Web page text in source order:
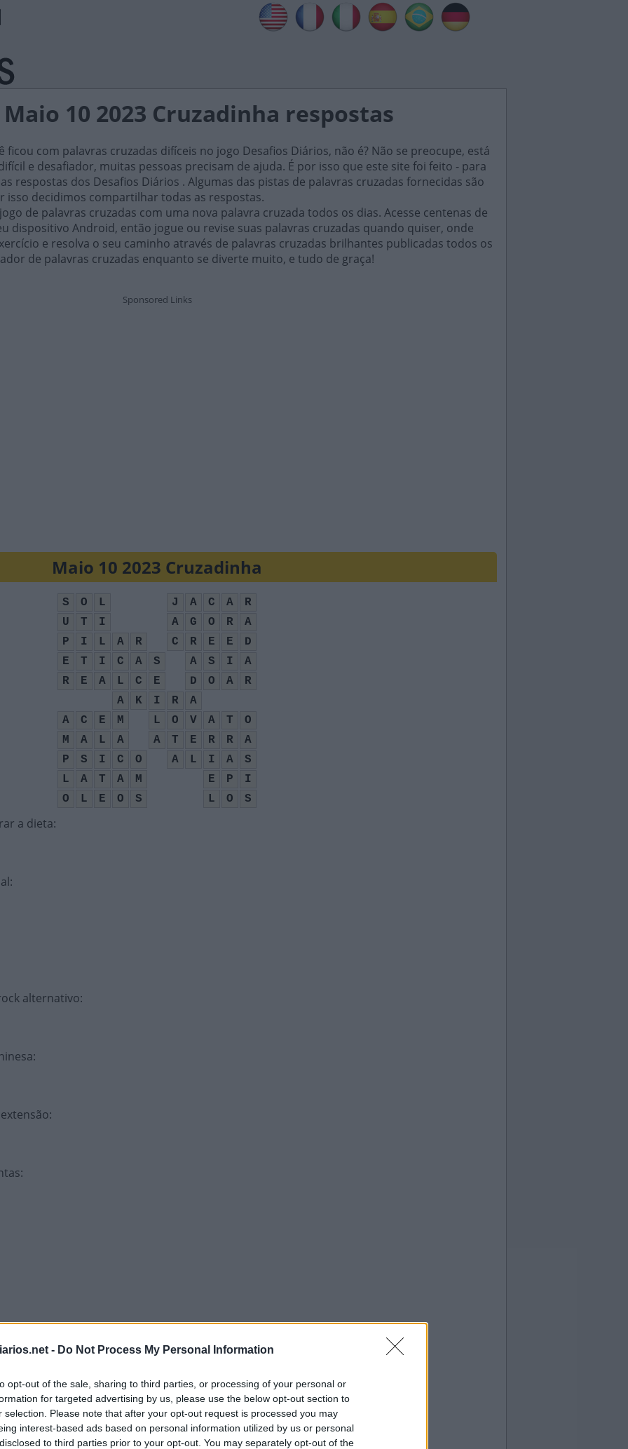
- Do Not Process My Personal Information
opt-out of the sale, sharing to third parties, or processing of your personal or
for targeted advertising by us, please use the below opt-out section to
selection. Please note that after your opt-out request is processed you may
interest-based ads based on personal information utilized by us or personal
to third parties prior to your opt-out. You may separately opt-out of the
10 2023 Cruzadinha respostas
ficou com palavras cruzadas difíceis no jogo Desafios Diários, não é? Não se preocupe, está
e desafiador, muitas pessoas precisam de ajuda. É por isso que este site foi feito - para
respostas dos Desafios Diários . Algumas das pistas de palavras cruzadas fornecidas são
isso decidimos compartilhar todas as respostas.
de palavras cruzadas com uma nova palavra cruzada todos os dias. Acesse centenas de
dispositivo Android, então jogue ou revise suas palavras cruzadas quando quiser, onde
e resolva o seu caminho através de palavras cruzadas brilhantes publicadas todos os
de palavras cruzadas enquanto se diverte muito, e tudo de graça!
Maio 10 2023 Cruzadinha
S O L J A C A
R
U
T I A G O R
A
P
I L A R C R E E
D
E
T I C A S A S I
A
R
E A L C E D O A
R
A
K I R
A
A
C E M L O V A T
O
M
A L A A T E R R
A
P
S I C O A L I A
S
L
A T A M E P
I
O
L E O S L O S
a dieta:
:
alternativo:
:
:
:
: